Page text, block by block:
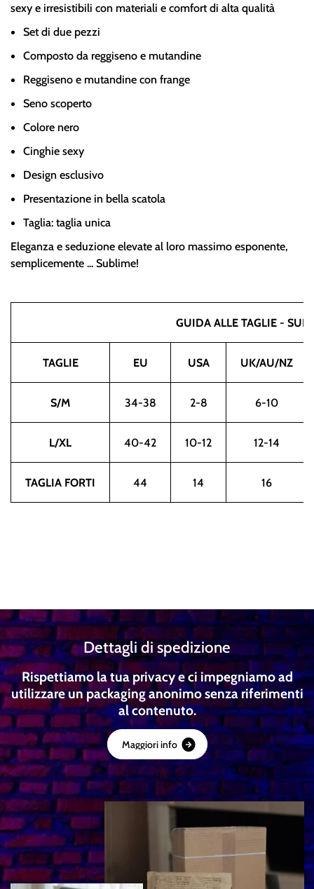
sexy e irresistibili con materiali e comfort di alta qualità
Set di due pezzi
Composto da reggiseno e mutandine
Reggiseno e mutandine con frange
Seno scoperto
Colore nero
Cinghie sexy
Design esclusivo
Presentazione in bella scatola
Taglia: taglia unica
Eleganza e seduzione elevate al loro massimo esponente,
semplicemente ... Sublime!
GUIDA ALLE TAGLIE-
TAGLIE EU USA UK/AU/NZ
S/M 34-38 2-8 6-10
L/XL 40-42 10-12 12-14
TAGLIA FORTI 44 14 16
Dettagli di spedizione
Rispettiamo la tua privacy e ci impegniamo ad
utilizzare un packaging anonimo senza riferimenti
al contenuto.
Maggioriinfo